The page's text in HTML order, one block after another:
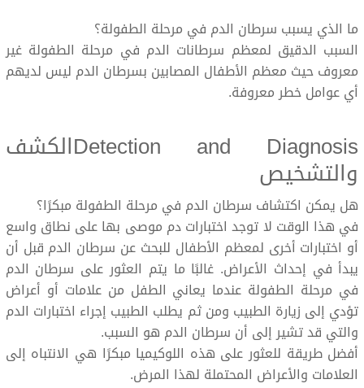
ما الذي يسبب سرطان الدم في مرحلة الطفولة؟
السبب الدقيق لمعظم سرطانات الدم في مرحلة الطفولة غير
معروف حيث معظم الأطفال المصابين بسرطان الدم ليس لديهم
أي عوامل خطر معروفة.
Detection and Diagnosisالكشف
والتشخيص
هل يمكن اكتشاف سرطان الدم في مرحلة الطفولة مبكرًا؟
في هذا الوقت لا توجد اختبارات دم موصى بها على نطاق واسع
أو اختبارات أخرى لمعظم الأطفال للبحث عن سرطان الدم قبل أن
يبدأ في إحداث الأعراض. غالبًا ما يتم العثور على سرطان الدم
في مرحلة الطفولة عندما يعاني الطفل من علامات أو أعراض
تؤدي إلى زيارة الطبيب ومن ثم يطلب الطبيب إجراء اختبارات الدم
والتي قد تشير إلى أن سرطان الدم هو السبب.
أفضل طريقة للعثور على هذه اللوكيميا مبكرًا هي الانتباه إلى
العلامات والأعراض المحتملة لهذا المرض.